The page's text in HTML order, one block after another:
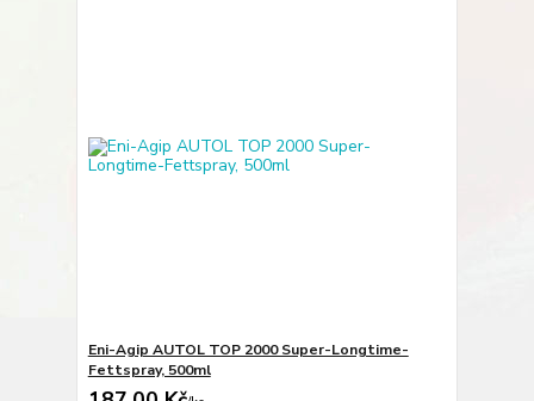
Eni-Agip AUTOL TOP 2000 Super-Longtime-
Fettspray, 500ml